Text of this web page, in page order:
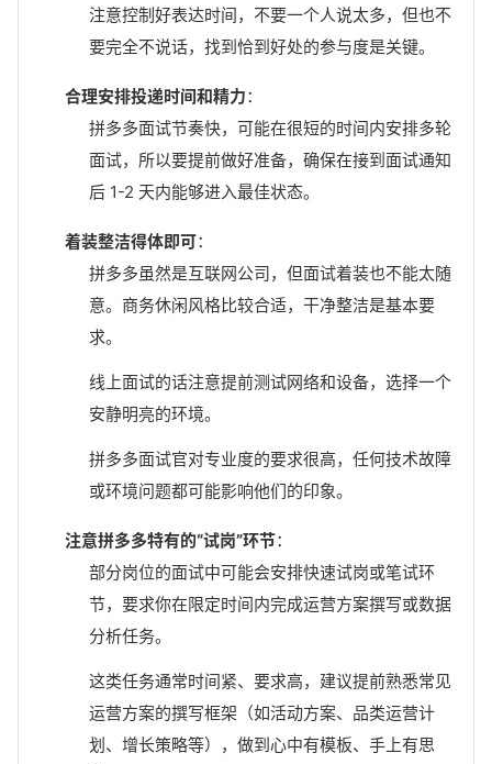
注意控制好表达时间，不要一个人说太多，但也不
要完全不说话，找到恰到好处的参与度是关键。
合理安排投递时间和精力：
拼多多面试节奏快，可能在很短的时间内安排多轮
面试，所以要提前做好准备，确保在接到面试通知
后 1-2 天内能够进入最佳状态。
着装整洁得体即可：
拼多多虽然是互联网公司，但面试着装也不能太随
意。商务休闲风格比较合适，干净整洁是基本要
求。
线上面试的话注意提前测试网络和设备，选择一个
安静明亮的环境。
拼多多面试官对专业度的要求很高，任何技术故障
或环境问题都可能影响他们的印象。
注意拼多多特有的“试岗”环节：
部分岗位的面试中可能会安排快速试岗或笔试环
节，要求你在限定时间内完成运营方案撰写或数据
分析任务。
这类任务通常时间紧、要求高，建议提前熟悉常见
运营方案的撰写框架（如活动方案、品类运营计
划、增长策略等），做到心中有模板、手上有思